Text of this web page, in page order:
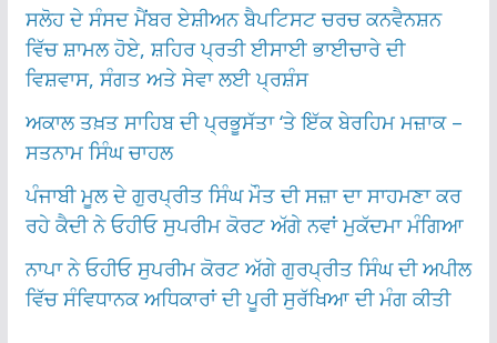
ਸਲੋਹ ਦੇ ਸੰਸਦ ਮੈਂਬਰ ਏਸ਼ੀਅਨ ਬੈਪਟਿਸਟ ਚਰਚ ਕਨਵੈਨਸ਼ਨ
ਵਿੱਚ ਸ਼ਾਮਲ ਹੋਏ, ਸ਼ਹਿਰ ਪ੍ਰਤੀ ਈਸਾਈ ਭਾਈਚਾਰੇ ਦੀ
ਵਿਸ਼ਵਾਸ, ਸੰਗਤ ਅਤੇ ਸੇਵਾ ਲਈ ਪ੍ਰਸ਼ੰਸ
ਅਕਾਲ ਤਖ਼ਤ ਸਾਹਿਬ ਦੀ ਪ੍ਰਭੂਸੱਤਾ ‘ਤੇ ਇੱਕ ਬੇਰਹਿਮ ਮਜ਼ਾਕ –
ਸਤਨਾਮ ਸਿੰਘ ਚਾਹਲ
ਪੰਜਾਬੀ ਮੂਲ ਦੇ ਗੁਰਪ੍ਰੀਤ ਸਿੰਘ ਮੌਤ ਦੀ ਸਜ਼ਾ ਦਾ ਸਾਹਮਣਾ ਕਰ
ਰਹੇ ਕੈਦੀ ਨੇ ਓਹੀਓ ਸੁਪਰੀਮ ਕੋਰਟ ਅੱਗੇ ਨਵਾਂ ਮੁਕੱਦਮਾ ਮੰਗਿਆ
ਨਾਪਾ ਨੇ ਓਹੀਓ ਸੁਪਰੀਮ ਕੋਰਟ ਅੱਗੇ ਗੁਰਪ੍ਰੀਤ ਸਿੰਘ ਦੀ ਅਪੀਲ
ਵਿੱਚ ਸੰਵਿਧਾਨਕ ਅਧਿਕਾਰਾਂ ਦੀ ਪੂਰੀ ਸੁਰੱਖਿਆ ਦੀ ਮੰਗ ਕੀਤੀ